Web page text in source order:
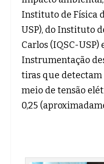
Instituto de Física
USP), do Instituto
Carlos (IQSC-USP)
Instrumentação
tiras que
meio de tensão
0,25